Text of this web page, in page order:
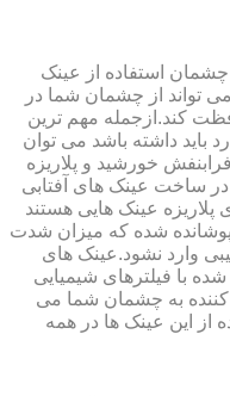
استفاده از عینک
تواند از چشمان شما در
کند.ازجمله مهم ترین
باید داشته باشد می توان
اشعه فرابنفش خورشید و پلاریزه
در ساخت عینک های آفتابی
پلاریزه عینک هایی هستند
شده که میزان شدت
وارد نشود.عینک های
شده با فیلترهای شیمیایی
کننده به چشمان شما می
از این عینک ها در همه